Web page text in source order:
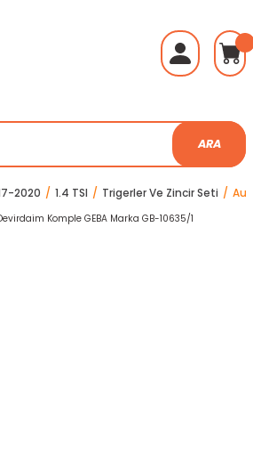
ARA
2020 1.4 TSI Trigerler Ve Zincir Seti